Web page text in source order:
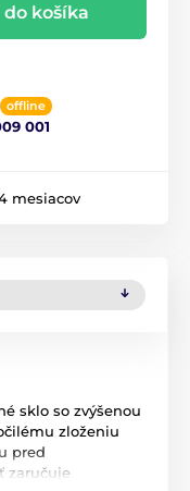
košíka
offline
001
mesiacov
sklo so zvýšenou
zloženiu
pred
zaručuje